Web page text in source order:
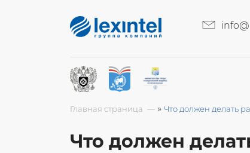
Главная страница » Что должен делать
Что должен